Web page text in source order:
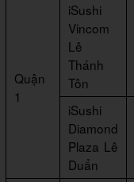
Quận
1
iSushi
Vincom
Lê
Thánh
Tôn
iSushi
Diamond
Plaza Lê
Duẩn